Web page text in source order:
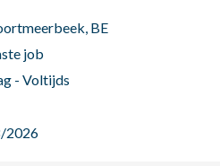
BE
job
- Voltijds
2026